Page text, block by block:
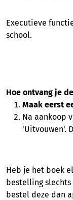
Executieve
school.
Hoe ontvang je
Maak eerst
Na aankoop
'Uitvouwen'.
Heb je het boek
bestelling
bestel deze dan